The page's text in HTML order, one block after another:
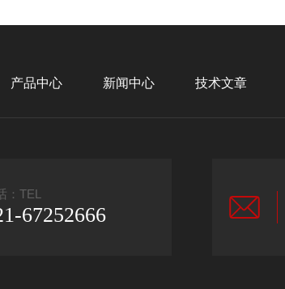
产品中心 新闻中心 技术文章
：TEL
67252666